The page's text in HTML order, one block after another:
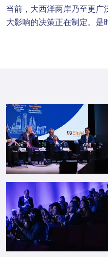
当前，大西洋两岸乃至更广
大影响的决策正在制定。是